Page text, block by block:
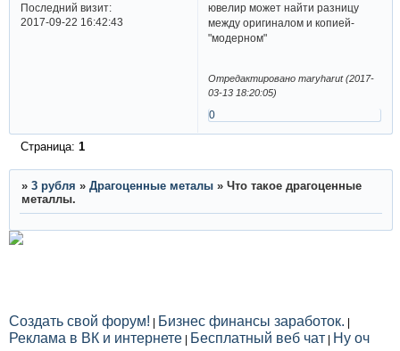
Последний визит:
2017-09-22 16:42:43
ювелир может найти разницу
между оригиналом и копией-
"модерном"
Отредактировано maryharut (2017-
03-13 18:20:05)
0
Страница: 1
» 3 рубля » Драгоценные металы » Что такое драгоценные
металлы.
Создать свой форум! | Бизнес финансы заработок. |
Реклама в ВК и интернете | Бесплатный веб чат | Ну оч